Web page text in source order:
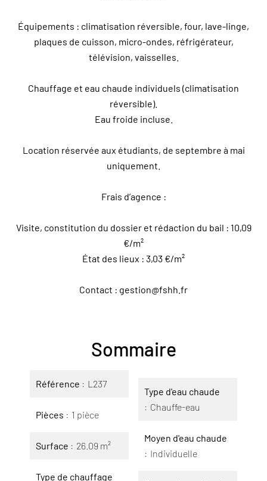
Équipements : climatisation réversible, four, lave-linge,
plaques de cuisson, micro-ondes, réfrigérateur,
télévision, vaisselles.
Chauffage et eau chaude individuels (climatisation
réversible).
Eau froide incluse.
Location réservée aux étudiants, de septembre à mai
uniquement.
Frais d’agence :
Visite, constitution du dossier et rédaction du bail : 10,09
€/m²
État des lieux : 3,03 €/m²
Contact : gestion@fshh.fr
Sommaire
Référence L237
Pièces 1 pièce
Surface 26.09 m²
Type de chauffage
Type d'eau chaude
Chauffe-eau
Moyen d'eau chaude
Individuelle